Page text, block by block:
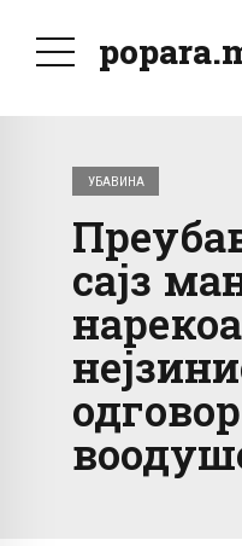
УБАВИНА
сајз